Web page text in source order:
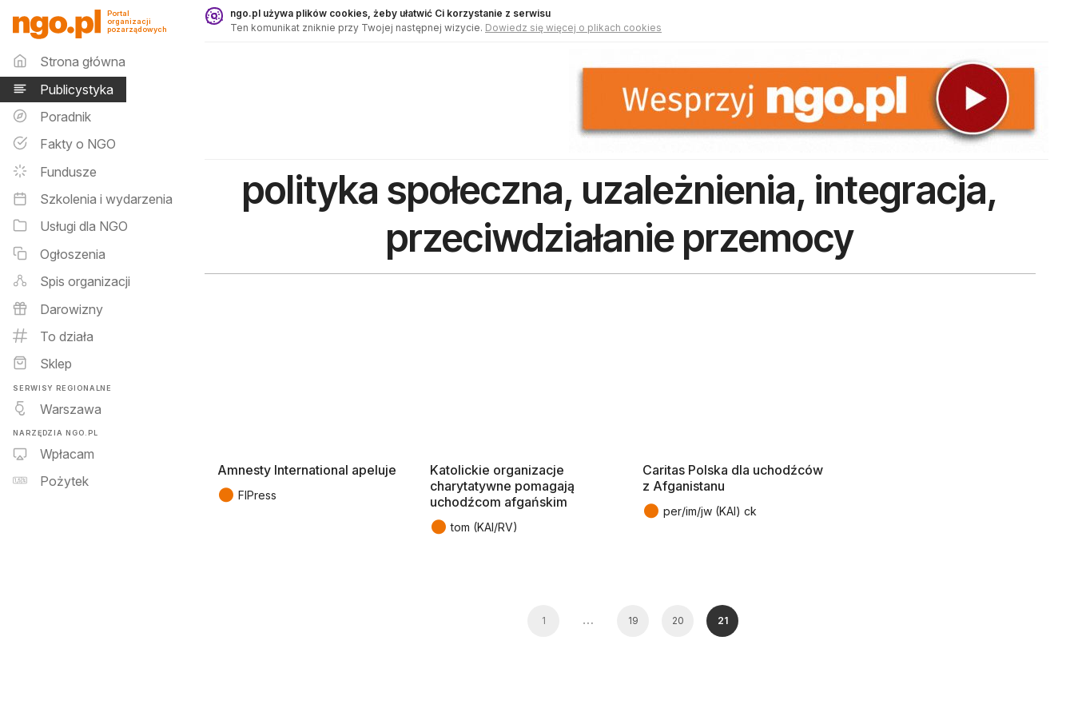
Publicystyka - ngo.pl
Portal
organizacji
pozarządowych
Menu główne
Strona główna
Publicystyka
Poradnik
Fakty o NGO
Fundusze
Szkolenia i wydarzenia
Usługi dla NGO
Ogłoszenia
Spis organizacji
Darowizny
To działa
Sklep
SERWISY REGIONALNE
Warszawa
NARZĘDZIA NGO.PL
Wpłacam
Pożytek
ngo.pl używa plików cookies, żeby ułatwić Ci korzystanie z serwisu
Ten komunikat zniknie przy Twojej następnej wizycie. Dowiedz się więcej o plikach cookies
polityka społeczna, uzależnienia, integracja,
przeciwdziałanie przemocy
Amnesty International apeluje
● FIPress
Katolickie organizacje
charytatywne pomagają
uchodźcom afgańskim
● tom (KAI/RV)
Caritas Polska dla uchodźców
z Afganistanu
● per/im/jw (KAI) ck
1 … 19 20 21